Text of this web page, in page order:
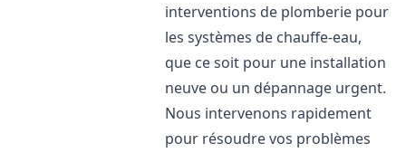
interventions de plomberie pour
les systèmes de chauffe-eau,
que ce soit pour une installation
neuve ou un dépannage urgent.
Nous intervenons rapidement
pour résoudre vos problèmes